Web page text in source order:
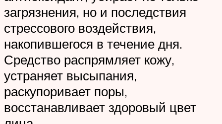
загрязнения, но и последствия
стрессового воздействия,
накопившегося в течение дня.
Средство распрямляет кожу,
устраняет высыпания,
раскупоривает поры,
восстанавливает здоровый цвет